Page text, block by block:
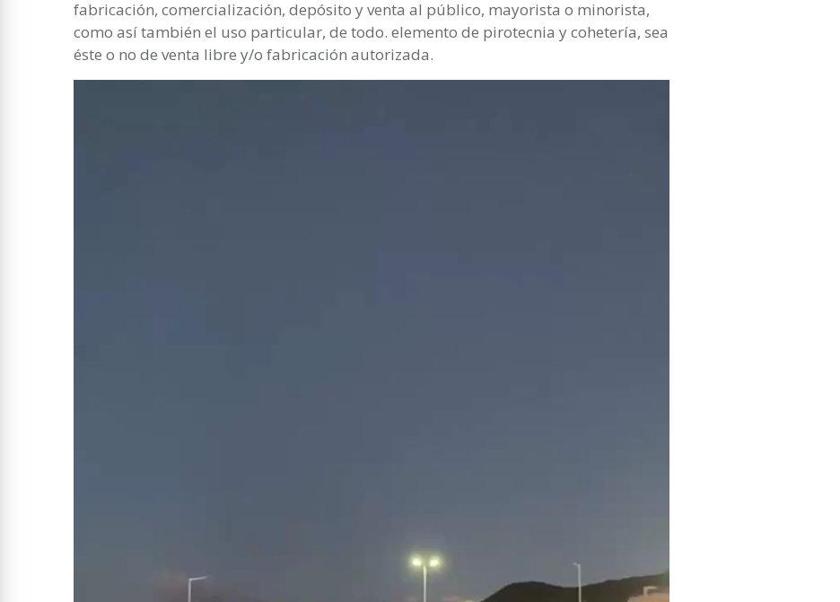
fabricación, comercialización, depósito y venta al público, mayorista o minorista,
como así también el uso particular, de todo. elemento de pirotecnia y cohetería, sea
éste o no de venta libre y/o fabricación autorizada.